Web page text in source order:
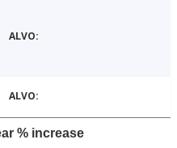
% increase